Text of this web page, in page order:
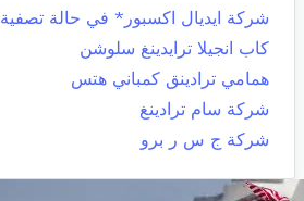
شركة ايديال اكسبور* في حالة تصفية
كاب انجيلا ترايدينغ سلوشن
همامي ترادينق كمباني هتس
شركة سام ترادينغ
شركة ج س ر برو